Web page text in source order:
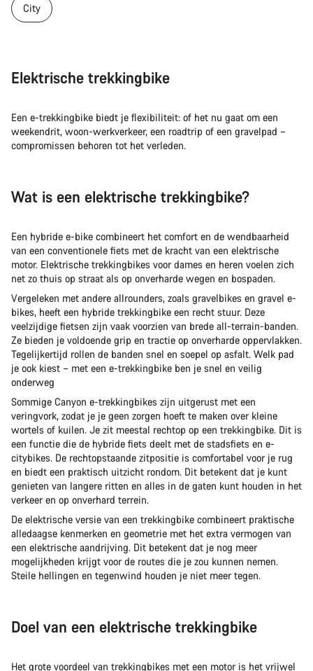
City
Elektrische trekkingbike
Een e-trekkingbike biedt je flexibiliteit: of het nu gaat om een
weekendrit, woon-werkverkeer, een roadtrip of een gravelpad –
compromissen behoren tot het verleden.
Wat is een elektrische trekkingbike?
Een hybride e-bike combineert het comfort en de wendbaarheid
van een conventionele fiets met de kracht van een elektrische
motor. Elektrische trekkingbikes voor dames en heren voelen zich
net zo thuis op straat als op onverharde wegen en bospaden.
Vergeleken met andere allrounders, zoals gravelbikes en gravel e-
bikes, heeft een hybride trekkingbike een recht stuur. Deze
veelzijdige fietsen zijn vaak voorzien van brede all-terrain-banden.
Ze bieden je voldoende grip en tractie op onverharde oppervlakken.
Tegelijkertijd rollen de banden snel en soepel op asfalt. Welk pad
je ook kiest – met een e-trekkingbike ben je snel en veilig
onderweg
Sommige Canyon e-trekkingbikes zijn uitgerust met een
veringvork, zodat je je geen zorgen hoeft te maken over kleine
wortels of kuilen. Je zit meestal rechtop op een trekkingbike. Dit is
een functie die de hybride fiets deelt met de stadsfiets en e-
citybikes. De rechtopstaande zitpositie is comfortabel voor je rug
en biedt een praktisch uitzicht rondom. Dit betekent dat je kunt
genieten van langere ritten en alles in de gaten kunt houden in het
verkeer en op onverhard terrein.
De elektrische versie van een trekkingbike combineert praktische
alledaagse kenmerken en geometrie met het extra vermogen van
een elektrische aandrijving. Dit betekent dat je nog meer
mogelijkheden krijgt voor de routes die je zou kunnen nemen.
Steile hellingen en tegenwind houden je niet meer tegen.
Doel van een elektrische trekkingbike
Het grote voordeel van trekkingbikes met een motor is het vrijwel